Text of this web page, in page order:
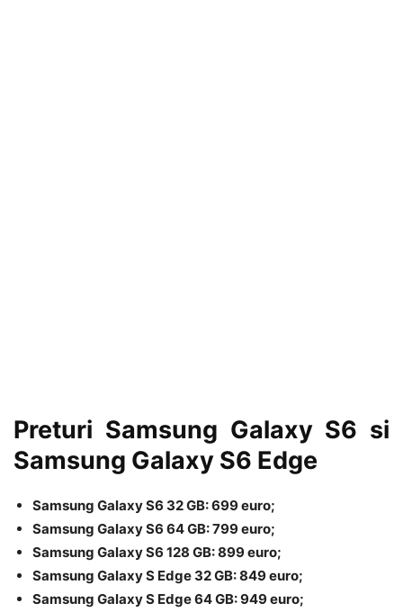
Preturi Samsung Galaxy S6 si
Samsung Galaxy S6 Edge
Samsung Galaxy S6 32 GB: 699 euro;
Samsung Galaxy S6 64 GB: 799 euro;
Samsung Galaxy S6 128 GB: 899 euro;
Samsung Galaxy S Edge 32 GB: 849 euro;
Samsung Galaxy S Edge 64 GB: 949 euro;